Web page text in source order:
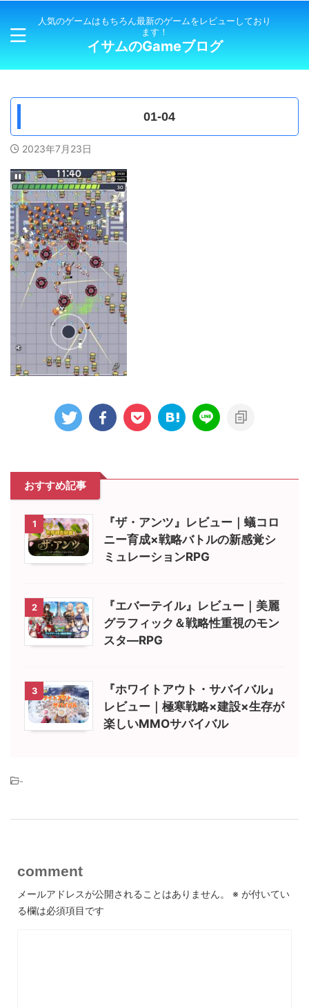
人気のゲームはもちろん最新のゲームをレビューしており
ます！
イサムのGameブログ
01-04
2023年7月23日
おすすめ記事
1
『ザ・アンツ』レビュー｜蟻コロ
ニー育成×戦略バトルの新感覚シ
ミュレーションRPG
2
『エバーテイル』レビュー｜美麗
グラフィック＆戦略性重視のモン
スタ―RPG
3
『ホワイトアウト・サバイバル』
レビュー｜極寒戦略×建設×生存が
楽しいMMOサバイバル
-
comment
メールアドレスが公開されることはありません。 ※ が付いてい
る欄は必須項目です